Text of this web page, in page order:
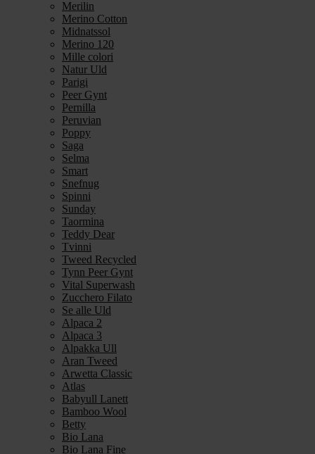
Merilin
Merino Cotton
Midnatssol
Merino 120
Mille colori
Natur Uld
Parigi
Peer Gynt
Pernilla
Peruvian
Poppy
Saga
Selma
Smart
Snefnug
Spinni
Sunday
Taormina
Teddy Dear
Tvinni
Tweed Recycled
Tynn Peer Gynt
Vital Superwash
Zucchero Filato
Se alle Uld
Alpaca 2
Alpaca 3
Alpakka Ull
Aran Tweed
Arwetta Classic
Atlas
Babyull Lanett
Bamboo Wool
Betty
Bio Lana
Bio Lana Fine